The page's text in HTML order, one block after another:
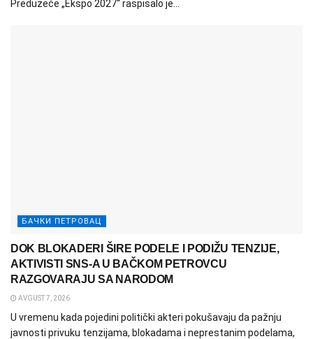
Preduzeće „Ekspo 2027“ raspisalo je...
БАЧКИ ПЕТРОВАЦ
DOK BLOKADERI ŠIRE PODELE I PODIŽU TENZIJE,
AKTIVISTI SNS-A U BAČKOM PETROVCU
RAZGOVARAJU SA NARODOM
AVGUST 7, 2026
U vremenu kada pojedini politički akteri pokušavaju da pažnju
javnosti privuku tenzijama, blokadama i neprestanim podelama,